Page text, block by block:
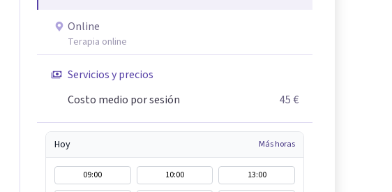
Online
Terapia online
Servicios y precios
Costo medio por sesión
45 €
Hoy Más horas
09:00 10:00
13:00